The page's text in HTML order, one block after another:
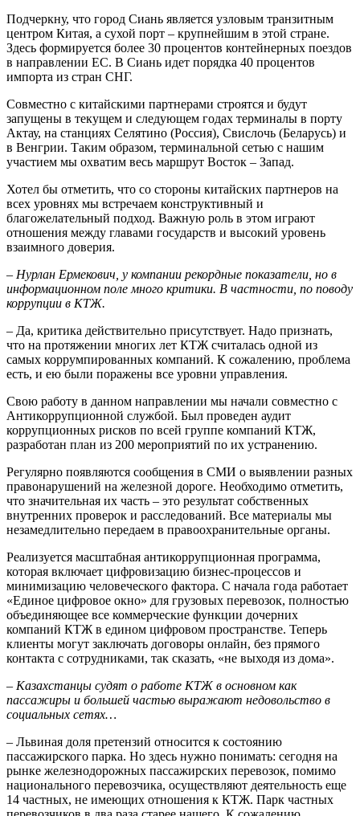
Подчеркну, что город Сиань является узловым транзитным
центром Китая, а сухой порт – крупнейшим в этой стране.
Здесь формируется более 30 процентов контейнерных поездов
в направлении ЕС. В Сиань идет порядка 40 процентов
импорта из стран СНГ.
Совместно с китайскими парт­нерами строятся и будут
запущены в текущем и следующем годах терминалы в порту
Актау, на станциях Селятино (Россия), Свислочь (Беларусь) и
в Венгрии. Таким образом, терминальной сетью с нашим
участием мы охватим весь маршрут Восток – Запад.
Хотел бы отметить, что со стороны китайских партнеров на
всех уровнях мы встречаем конструктивный и
благожелательный подход. Важную роль в этом играют
отношения между главами государств и высокий уровень
взаимного доверия.
– Нурлан Ермекович, у компании рекордные показатели, но в
информационном поле много критики. В частности, по поводу
коррупции в КТЖ.
– Да, критика действительно присутствует. Надо признать,
что на протяжении многих лет КТЖ считалась одной из
самых коррумпированных компаний. К сожалению, проблема
есть, и ею были поражены все уровни управления.
Свою работу в данном направлении мы начали совместно с
Антикоррупционной службой. Был проведен аудит
коррупционных рисков по всей группе компаний КТЖ,
разработан план из 200 мероприятий по их устранению.
Регулярно появляются сообщения в СМИ о выявлении разных
правонарушений на железной дороге. Необходимо отметить,
что значительная их часть – это результат собственных
внутренних проверок и расследований. Все материалы мы
незамедлительно передаем в правоохранительные органы.
Реализуется масштабная антикоррупционная программа,
которая включает цифровизацию бизнес-процессов и
минимизацию человеческого фактора. С начала года работает
«Единое цифровое окно» для грузовых перевозок, полностью
объединяющее все коммерческие функ­ции дочерних
компаний КТЖ в едином цифровом пространстве. Теперь
клиенты могут заключать договоры онлайн, без прямого
контакта с сотрудниками, так сказать, «не выходя из дома».
– Казахстанцы судят о работе КТЖ в основном как
пассажиры и большей частью выражают недовольство в
социальных сетях…
– Львиная доля претензий относится к состоянию
пассажирского парка. Но здесь нужно понимать: сегодня на
рынке железнодорожных пассажирских перевозок, помимо
национального перевозчика, осуществляют деятельность еще
14 частных, не имеющих отношения к КТЖ. Парк частных